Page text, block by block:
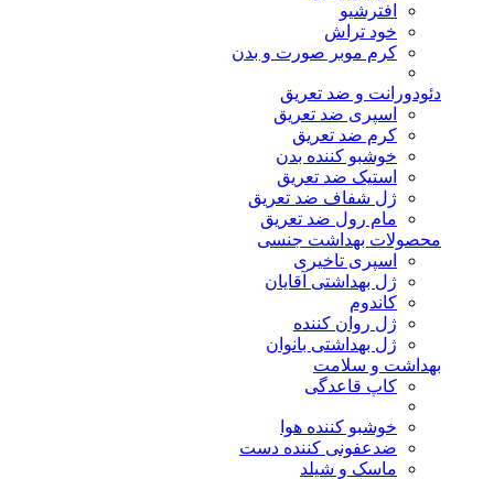
افترشیو
خود تراش
کرم موبر صورت و بدن
دئودورانت و ضد تعریق
اسپری ضد تعریق
کرم ضد تعریق
خوشبو کننده بدن
استیک ضد تعریق
ژل شفاف ضد تعریق
مام رول ضد تعریق
محصولات بهداشت جنسی
اسپری تاخیری
ژل بهداشتی آقایان
کاندوم
ژل روان کننده
ژل بهداشتی بانوان
بهداشت و سلامت
کاپ قاعدگی
خوشبو کننده هوا
ضدعفونی کننده دست
ماسک و شیلد